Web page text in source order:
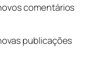
comentários
publicações